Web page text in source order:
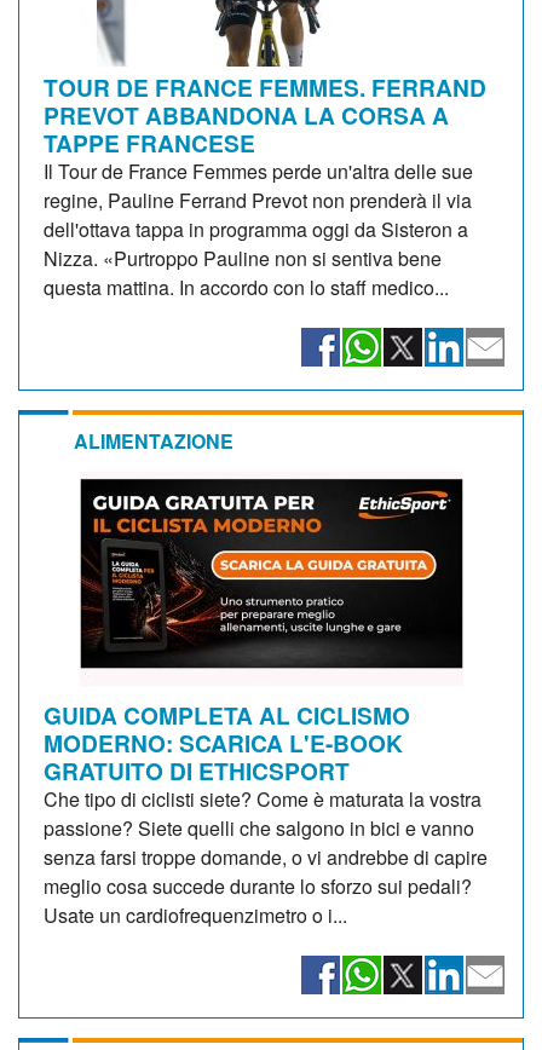
TOUR DE FRANCE FEMMES. FERRAND
PREVOT ABBANDONA LA CORSA A
TAPPE FRANCESE
Il Tour de France Femmes perde un'altra delle sue
regine, Pauline Ferrand Prevot non prenderà il via
dell'ottava tappa in programma oggi da Sisteron a
Nizza. «Purtroppo Pauline non si sentiva bene
questa mattina. In accordo con lo staff medico...
ALIMENTAZIONE
GUIDA COMPLETA AL CICLISMO
MODERNO: SCARICA L'E-BOOK
GRATUITO DI ETHICSPORT
Che tipo di ciclisti siete? Come è maturata la vostra
passione? Siete quelli che salgono in bici e vanno
senza farsi troppe domande, o vi andrebbe di capire
meglio cosa succede durante lo sforzo sui pedali?
Usate un cardiofrequenzimetro o i...